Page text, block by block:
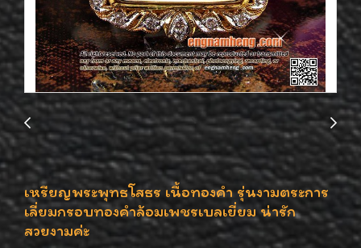
เหรียญพระพุทธโสธร เนื้อทองคำ รุ่นงามตระการ
เลี่ยมกรอบทองคำล้อมเพชรเบลเยี่ยม น่ารัก
สวยงามค่ะ